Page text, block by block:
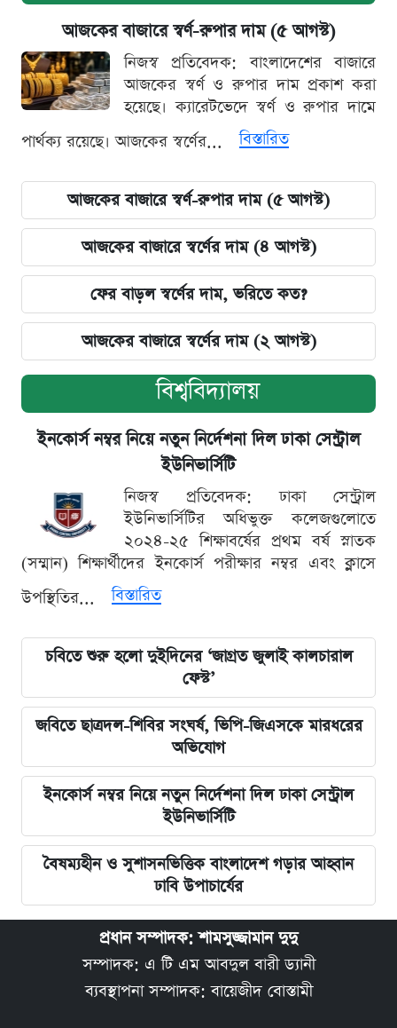
আজকের বাজারে স্বর্ণ-রুপার দাম (৫ আগস্ট)
নিজস্ব প্রতিবেদক: বাংলাদেশের বাজারে
আজকের স্বর্ণ ও রুপার দাম প্রকাশ করা
হয়েছে। ক্যারেটভেদে স্বর্ণ ও রুপার দামে
পার্থক্য রয়েছে। আজকের স্বর্ণের...
বিস্তারিত
আজকের বাজারে স্বর্ণ-রুপার দাম (৫ আগস্ট)
আজকের বাজারে স্বর্ণের দাম (৪ আগস্ট)
ফের বাড়ল স্বর্ণের দাম, ভরিতে কত?
আজকের বাজারে স্বর্ণের দাম (২ আগস্ট)
বিশ্ববিদ্যালয়
ইনকোর্স নম্বর নিয়ে নতুন নির্দেশনা দিল ঢাকা সেন্ট্রাল
ইউনিভার্সিটি
নিজস্ব প্রতিবেদক: ঢাকা সেন্ট্রাল
ইউনিভার্সিটির অধিভুক্ত কলেজগুলোতে
২০২৪-২৫ শিক্ষাবর্ষের প্রথম বর্ষ স্নাতক
(সম্মান) শিক্ষার্থীদের ইনকোর্স পরীক্ষার নম্বর এবং ক্লাসে
উপস্থিতির...
বিস্তারিত
চবিতে শুরু হলো দুইদিনের ‘জাগ্রত জুলাই কালচারাল
ফেস্ট’
জবিতে ছাত্রদল-শিবির সংঘর্ষ, ভিপি-জিএসকে মারধরের
অভিযোগ
ইনকোর্স নম্বর নিয়ে নতুন নির্দেশনা দিল ঢাকা সেন্ট্রাল
ইউনিভার্সিটি
বৈষম্যহীন ও সুশাসনভিত্তিক বাংলাদেশ গড়ার আহ্বান
ঢাবি উপাচার্যের
প্রধান সম্পাদক: শামসুজ্জামান দুদু
সম্পাদক: এ টি এম আবদুল বারী ড্যানী
ব্যবস্থাপনা সম্পাদক: বায়েজীদ বোস্তামী